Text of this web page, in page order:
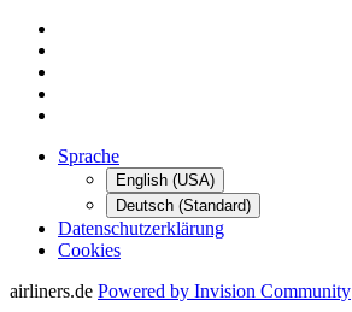
Sprache
English (USA)
Deutsch (Standard)
Datenschutzerklärung
Cookies
airliners.de Powered by Invision Community